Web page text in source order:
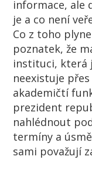
informace, ale
je a co není
Co z toho
poznatek, že
instituci, která
neexistuje
akademičtí
prezident
nahlédnout
termíny a
sami považují